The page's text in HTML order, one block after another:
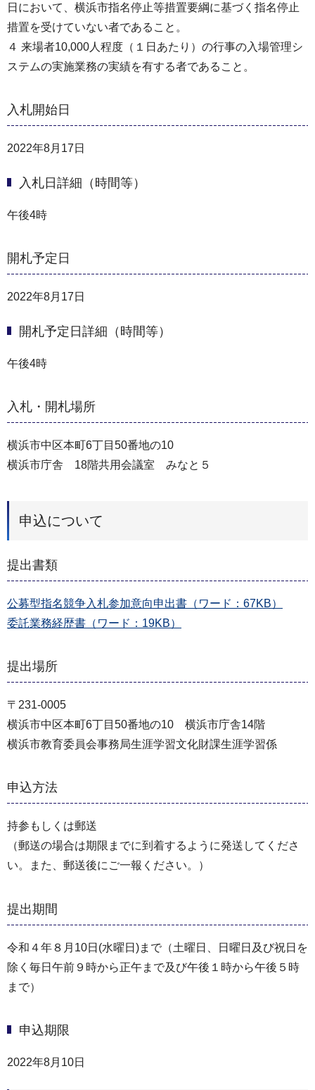
日において、横浜市指名停止等措置要綱に基づく指名停止
措置を受けていない者であること。
４ 来場者10,000人程度（１日あたり）の行事の入場管理シ
ステムの実施業務の実績を有する者であること。
入札開始日
2022年8月17日
入札日詳細（時間等）
午後4時
開札予定日
2022年8月17日
開札予定日詳細（時間等）
午後4時
入札・開札場所
横浜市中区本町6丁目50番地の10
横浜市庁舎 18階共用会議室 みなと５
申込について
提出書類
公募型指名競争入札参加意向申出書（ワード：67KB）
委託業務経歴書（ワード：19KB）
提出場所
〒231-0005
横浜市中区本町6丁目50番地の10 横浜市庁舎14階
横浜市教育委員会事務局生涯学習文化財課生涯学習係
申込方法
持参もしくは郵送
（郵送の場合は期限までに到着するように発送してくださ
い。また、郵送後にご一報ください。）
提出期間
令和４年８月10日(水曜日)まで（土曜日、日曜日及び祝日を
除く毎日午前９時から正午まで及び午後１時から午後５時
まで）
申込期限
2022年8月10日